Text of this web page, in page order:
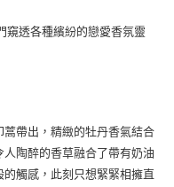
窺透各種繽紛的戀愛香氛靈
帶出，精緻的牡丹香氣結合
陶醉的香草融合了帶有奶油
觸感，此刻只想緊緊相擁直